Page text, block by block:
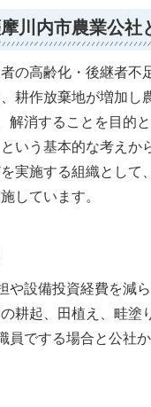
川内市農業公社
の高齢化・後継者
耕作放棄地が増加し
解消することを目的
という基本的な考え
実施する組織として
しています。
や設備投資経費を減
の耕起、田植え、畦
員でする場合と公社